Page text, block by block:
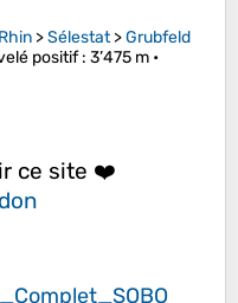
>Sélestat>Grubfeld
positif: 3’475 m •
ce site ❤️